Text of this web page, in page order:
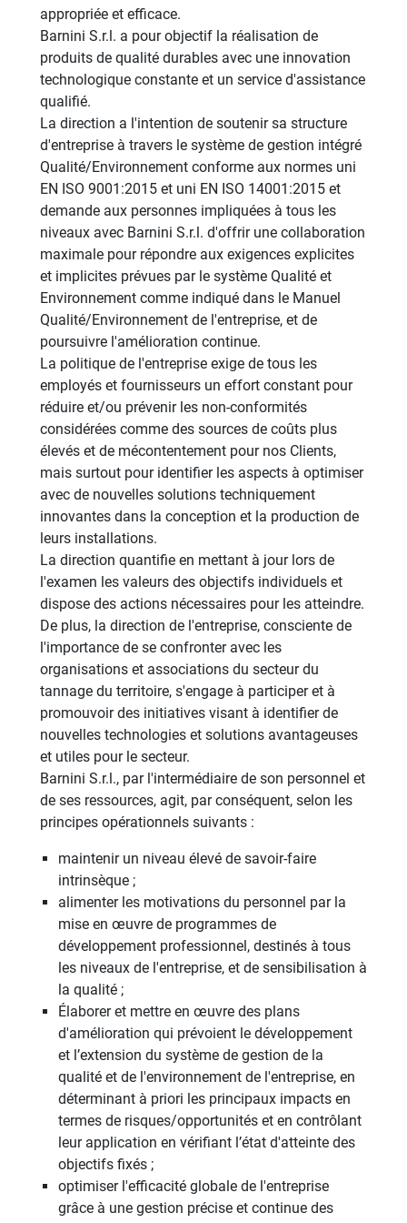
appropriée et efficace.
Barnini S.r.l. a pour objectif la réalisation de
produits de qualité durables avec une innovation
technologique constante et un service d'assistance
qualifié.
La direction a l'intention de soutenir sa structure
d'entreprise à travers le système de gestion intégré
Qualité/Environnement conforme aux normes uni
EN ISO 9001:2015 et uni EN ISO 14001:2015 et
demande aux personnes impliquées à tous les
niveaux avec Barnini S.r.l. d'offrir une collaboration
maximale pour répondre aux exigences explicites
et implicites prévues par le système Qualité et
Environnement comme indiqué dans le Manuel
Qualité/Environnement de l'entreprise, et de
poursuivre l'amélioration continue.
La politique de l'entreprise exige de tous les
employés et fournisseurs un effort constant pour
réduire et/ou prévenir les non-conformités
considérées comme des sources de coûts plus
élevés et de mécontentement pour nos Clients,
mais surtout pour identifier les aspects à optimiser
avec de nouvelles solutions techniquement
innovantes dans la conception et la production de
leurs installations.
La direction quantifie en mettant à jour lors de
l'examen les valeurs des objectifs individuels et
dispose des actions nécessaires pour les atteindre.
De plus, la direction de l'entreprise, consciente de
l'importance de se confronter avec les
organisations et associations du secteur du
tannage du territoire, s'engage à participer et à
promouvoir des initiatives visant à identifier de
nouvelles technologies et solutions avantageuses
et utiles pour le secteur.
Barnini S.r.l., par l'intermédiaire de son personnel et
de ses ressources, agit, par conséquent, selon les
principes opérationnels suivants :
maintenir un niveau élevé de savoir-faire
intrinsèque ;
alimenter les motivations du personnel par la
mise en œuvre de programmes de
développement professionnel, destinés à tous
les niveaux de l'entreprise, et de sensibilisation à
la qualité ;
Élaborer et mettre en œuvre des plans
d'amélioration qui prévoient le développement
et l’extension du système de gestion de la
qualité et de l'environnement de l'entreprise, en
déterminant à priori les principaux impacts en
termes de risques/opportunités et en contrôlant
leur application en vérifiant l’état d'atteinte des
objectifs fixés ;
optimiser l'efficacité globale de l'entreprise
grâce à une gestion précise et continue des